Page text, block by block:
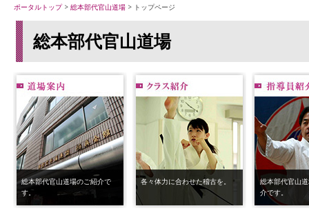
ポータルトップ> 総本部代官山道場 > トップページ
総本部代官山道場
総本部代官山道場のご紹介で
す。
各々体力に合わせた稽古を。
総本部代官山
介です。